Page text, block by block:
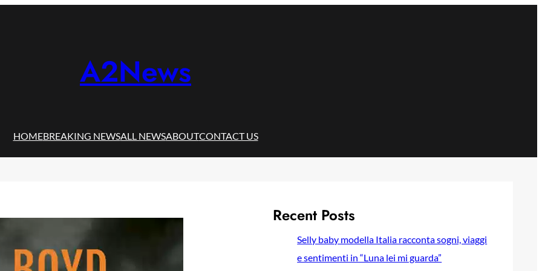
A2News
HOMEBREAKING NEWSALL NEWSABOUTCONTACT US
Recent Posts
Selly baby modella Italia racconta sogni, viaggi
e sentimenti in “Luna lei mi guarda”